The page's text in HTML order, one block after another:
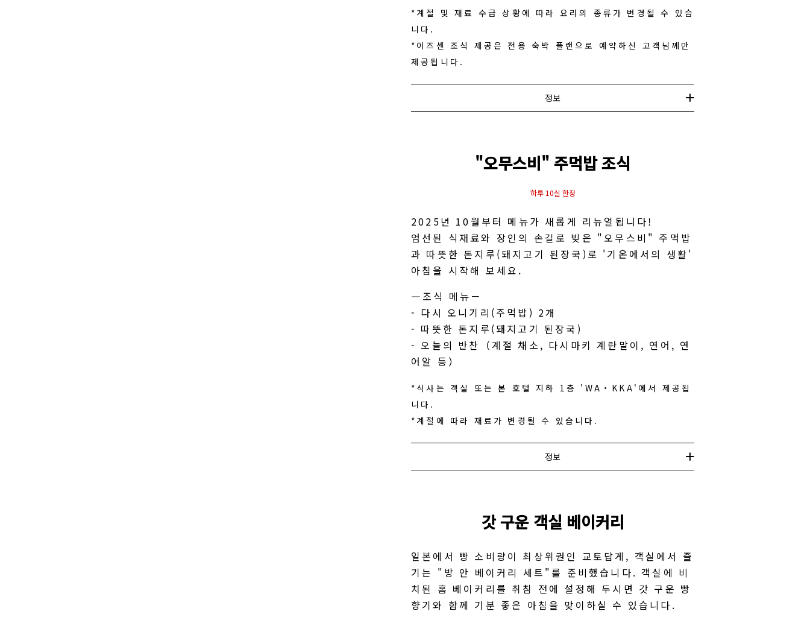
*계절 및 재료 수급 상황에 따라 요리의 종류가 변경될 수 있습
니다.
*이즈센 조식 제공은 전용 숙박 플랜으로 예약하신 고객님께만
제공됩니다.
정보
"오무스비" 주먹밥 조식
하루 10실 한정
2025년 10월부터 메뉴가 새롭게 리뉴얼됩니다!
엄선된 식재료와 장인의 손길로 빚은 "오무스비" 주먹밥
과 따뜻한 돈지루(돼지고기 된장국)로 '기온에서의 생활'
아침을 시작해 보세요.
―조식 메뉴－
- 다시 오니기리(주먹밥) 2개
- 따뜻한 돈지루(돼지고기 된장국)
- 오늘의 반찬（계절 채소, 다시마키 계란말이, 연어, 연
어알 등）
*식사는 객실 또는 본 호텔 지하 1층 'WA・KKA'에서 제공됩
니다.
*계절에 따라 재료가 변경될 수 있습니다.
정보
갓 구운 객실 베이커리
일본에서 빵 소비량이 최상위권인 교토답게, 객실에서 즐
기는 "방 안 베이커리 세트"를 준비했습니다. 객실에 비
치된 홈 베이커리를 취침 전에 설정해 두시면 갓 구운 빵
향기와 함께 기분 좋은 아침을 맞이하실 수 있습니다.